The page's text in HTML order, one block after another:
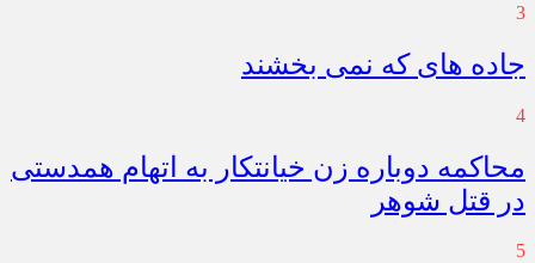
3
جاده های که نمی بخشند
4
محاکمه دوباره زن خیانتکار به اتهام همدستی
در قتل شوهر
5